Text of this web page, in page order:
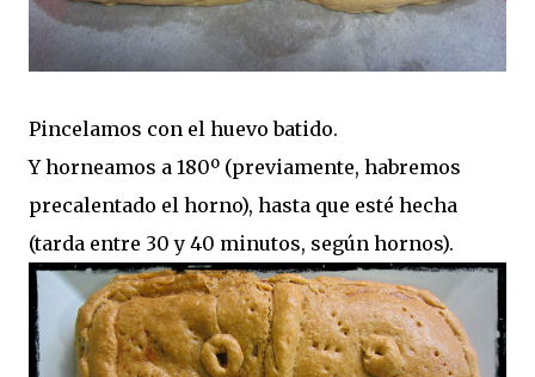
Pincelamos con el huevo batido.
Y horneamos a 180º (previamente, habremos
precalentado el horno), hasta que esté hecha
(tarda entre 30 y 40 minutos, según hornos).